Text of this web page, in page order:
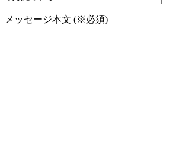
メッセージ本文 (※必須)